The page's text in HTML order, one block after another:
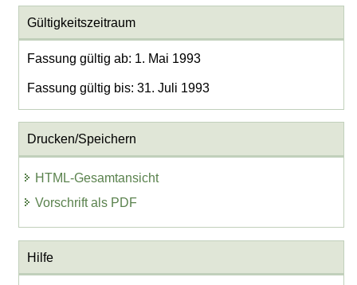
Gültigkeitszeitraum
Fassung gültig ab: 1. Mai 1993
Fassung gültig bis: 31. Juli 1993
Drucken/Speichern
HTML-Gesamtansicht
Vorschrift als PDF
Hilfe